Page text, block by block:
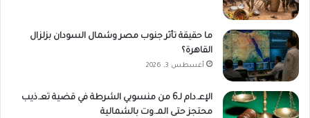
ما حقيقة تأثر جنوب مصر وشمال السودان بزلزال
القاهرة؟
أغسطس 3, 2026
الإعـ.دام لـ6 من منسوبي الشرطة في قضية تعـ.ذيب
محتجز حتى المـ.وت بالشمالية